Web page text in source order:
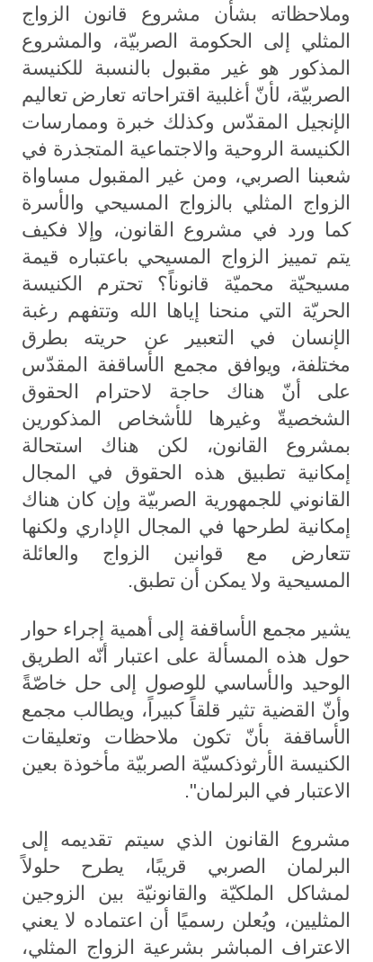
وملاحظاته بشأن مشروع قانون الزواج
المثلي إلى الحكومة الصربيّة، والمشروع
المذكور هو غير مقبول بالنسبة للكنيسة
الصربيّة، لأنّ أغلبية اقتراحاته تعارض تعاليم
الإنجيل المقدّس وكذلك خبرة وممارسات
الكنيسة الروحية والاجتماعية المتجذرة في
شعبنا الصربي، ومن غير المقبول مساواة
الزواج المثلي بالزواج المسيحي والأسرة
كما ورد في مشروع القانون، وإلا فكيف
يتم تمييز الزواج المسيحي باعتباره قيمة
مسيحيّة محميّة قانوناً؟ تحترم الكنيسة
الحريّة التي منحنا إياها الله وتتفهم رغبة
الإنسان في التعبير عن حريته بطرق
مختلفة، ويوافق مجمع الأساقفة المقدّس
على أنّ هناك حاجة لاحترام الحقوق
الشخصيةّ وغيرها للأشخاص المذكورين
بمشروع القانون، لكن هناك استحالة
إمكانية تطبيق هذه الحقوق في المجال
القانوني للجمهورية الصربيّة وإن كان هناك
إمكانية لطرحها في المجال الإداري ولكنها
تتعارض مع قوانين الزواج والعائلة
المسيحية ولا يمكن أن تطبق.
يشير مجمع الأساقفة إلى أهمية إجراء حوار
حول هذه المسألة على اعتبار أنّه الطريق
الوحيد والأساسي للوصول إلى حل خاصّةً
وأنّ القضية تثير قلقاً كبيراً، ويطالب مجمع
الأساقفة بأنّ تكون ملاحظات وتعليقات
الكنيسة الأرثوذكسيّة الصربيّة مأخوذة بعين
الاعتبار في البرلمان".
مشروع القانون الذي سيتم تقديمه إلى
البرلمان الصربي قريبًا، يطرح حلولاً
لمشاكل الملكيّة والقانونيّة بين الزوجين
المثليين، ويُعلن رسميًا أن اعتماده لا يعني
الاعتراف المباشر بشرعية الزواج المثلي،